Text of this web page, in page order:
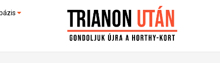
(feltöltés alatt)